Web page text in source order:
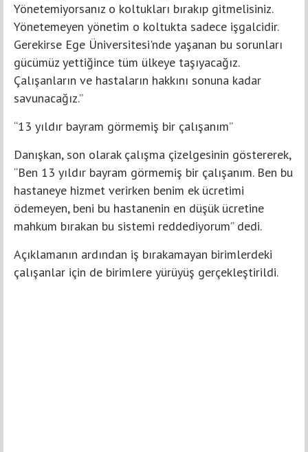
Yönetemiyorsanız o koltukları bırakıp gitmelisiniz.
Yönetemeyen yönetim o koltukta sadece işgalcidir.
Gerekirse Ege Üniversitesi'nde yaşanan bu sorunları
gücümüz yettiğince tüm ülkeye taşıyacağız.
Çalışanların ve hastaların hakkını sonuna kadar
savunacağız.”
“13 yıldır bayram görmemiş bir çalışanım”
Danışkan, son olarak çalışma çizelgesinin göstererek,
“Ben 13 yıldır bayram görmemiş bir çalışanım. Ben bu
hastaneye hizmet verirken benim ek ücretimi
ödemeyen, beni bu hastanenin en düşük ücretine
mahkum bırakan bu sistemi reddediyorum” dedi.
Açıklamanın ardından iş bırakamayan birimlerdeki
çalışanlar için de birimlere yürüyüş gerçekleştirildi.